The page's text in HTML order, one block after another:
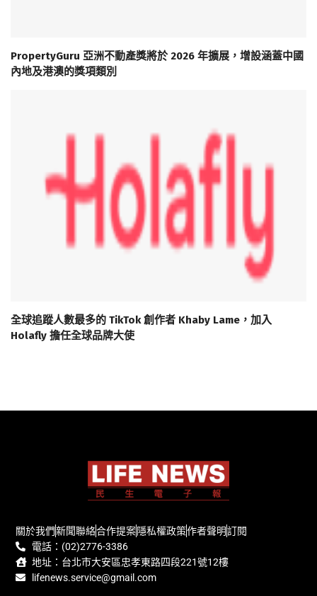
PropertyGuru 亞洲不動產獎將於 2026 年擴展，增設涵蓋中國
內地及港澳的獎項類別
全球追蹤人數最多的 TikTok 創作者 Khaby Lame，加入
Holafly 擔任全球品牌大使
關於我們新聞聯絡合作提案隱私權政策作者聲明訂閱
電話：(02)2776-3386
地址：台北市大安區忠孝東路四段221號12樓
lifenews.service@gmail.com